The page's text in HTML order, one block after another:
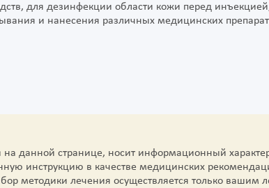
для дезинфекции области кожи перед
и нанесения различных медицинских
данной странице, носит информационный
инструкцию в качестве медицинских
методики лечения осуществляется только вашим